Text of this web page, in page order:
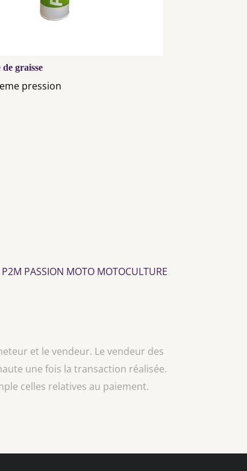
graisse
pression
PASSION MOTO MOTOCULTURE
et le vendeur. Le vendeur des
une fois la transaction réalisée.
celles relatives au paiement.